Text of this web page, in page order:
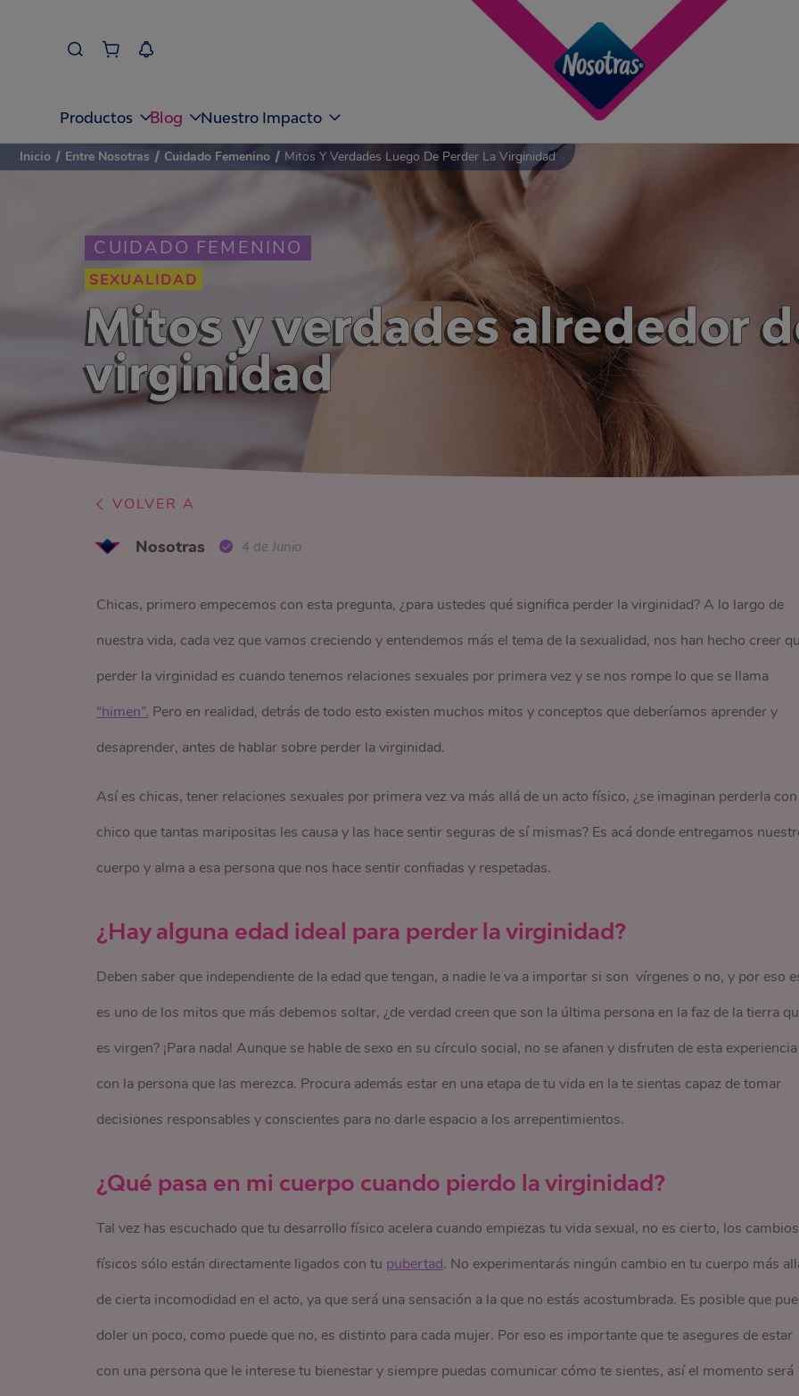
Productos Blog Nuestro Impacto
CUIDADO FEMENINO
SEXUALIDAD
Mitos y verdades alrededor
virginidad
Inicio / Entre Nosotras / Cuidado Femenino / Mitos Y Verdades Luego De Perder La Virginidad
VOLVER A
Nosotras 4 de Junio
Chicas, primero empecemos con esta pregunta, ¿para ustedes qué significa perder la virginidad? A lo largo de
nuestra vida, cada vez que vamos creciendo y entendemos más el tema de la sexualidad, nos han hecho creer
perder la virginidad es cuando tenemos relaciones sexuales por primera vez y se nos rompe lo que se llama
“himen”. Pero en realidad, detrás de todo esto existen muchos mitos y conceptos que deberíamos aprender y
desaprender, antes de hablar sobre perder la virginidad.
Así es chicas, tener relaciones sexuales por primera vez va más allá de un acto físico, ¿se imaginan perderla
chico que tantas maripositas les causa y las hace sentir seguras de sí mismas? Es acá donde entregamos
cuerpo y alma a esa persona que nos hace sentir confiadas y respetadas.
¿Hay alguna edad ideal para perder la virginidad?
Deben saber que independiente de la edad que tengan, a nadie le va a importar si son vírgenes o no, y por eso
es uno de los mitos que más debemos soltar, ¿de verdad creen que son la última persona en la faz de la tierra
es virgen? ¡Para nada! Aunque se hable de sexo en su círculo social, no se afanen y disfruten de esta experiencia
con la persona que las merezca. Procura además estar en una etapa de tu vida en la te sientas capaz de tomar
decisiones responsables y conscientes para no darle espacio a los arrepentimientos.
¿Qué pasa en mi cuerpo cuando pierdo la virginidad?
Tal vez has escuchado que tu desarrollo físico acelera cuando empiezas tu vida sexual, no es cierto, los cambios
físicos sólo están directamente ligados con tu pubertad. No experimentarás ningún cambio en tu cuerpo más
de cierta incomodidad en el acto, ya que será una sensación a la que no estás acostumbrada. Es posible que
doler un poco, como puede que no, es distinto para cada mujer. Por eso es importante que te asegures de estar
con una persona que le interese tu bienestar y siempre puedas comunicar cómo te sientes, así el momento será